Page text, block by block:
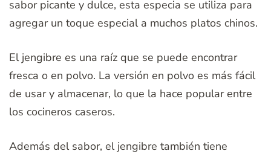
sabor picante y dulce, esta especia se utiliza para
agregar un toque especial a muchos platos chinos.
El jengibre es una raíz que se puede encontrar
fresca o en polvo. La versión en polvo es más fácil
de usar y almacenar, lo que la hace popular entre
los cocineros caseros.
Además del sabor, el jengibre también tiene